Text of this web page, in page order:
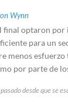
Wynn
final optaron por
para un
menos
por parte de
desde que se